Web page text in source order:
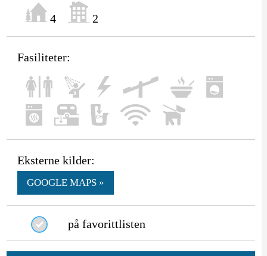
4 2
Fasiliteter:
Eksterne kilder:
GOOGLE MAPS »
på favorittlisten